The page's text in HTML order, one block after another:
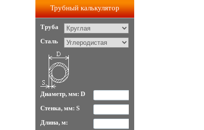
Трубный калькулятор
Труба
Сталь
Диаметр, мм: D
Стенка, мм: S
Длина, м: